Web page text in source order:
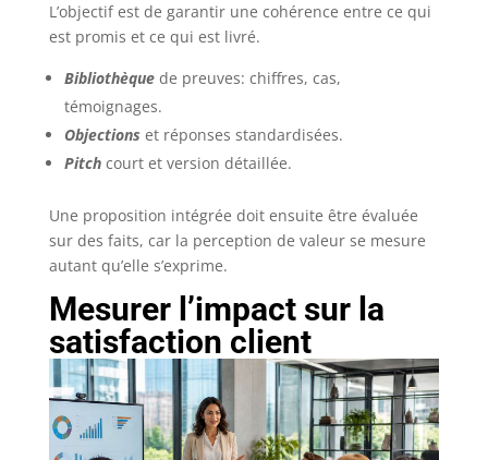
L’objectif est de garantir une cohérence entre ce qui
est promis et ce qui est livré.
Bibliothèquede preuves: chiffres, cas,
témoignages.
Objections et réponses standardisées.
Pitchcourt et version détaillée.
Une proposition intégrée doit ensuite être évaluée
sur des faits, car la perception de valeur se mesure
autant qu’elle s’exprime.
Mesurer l’impact sur la
satisfaction client